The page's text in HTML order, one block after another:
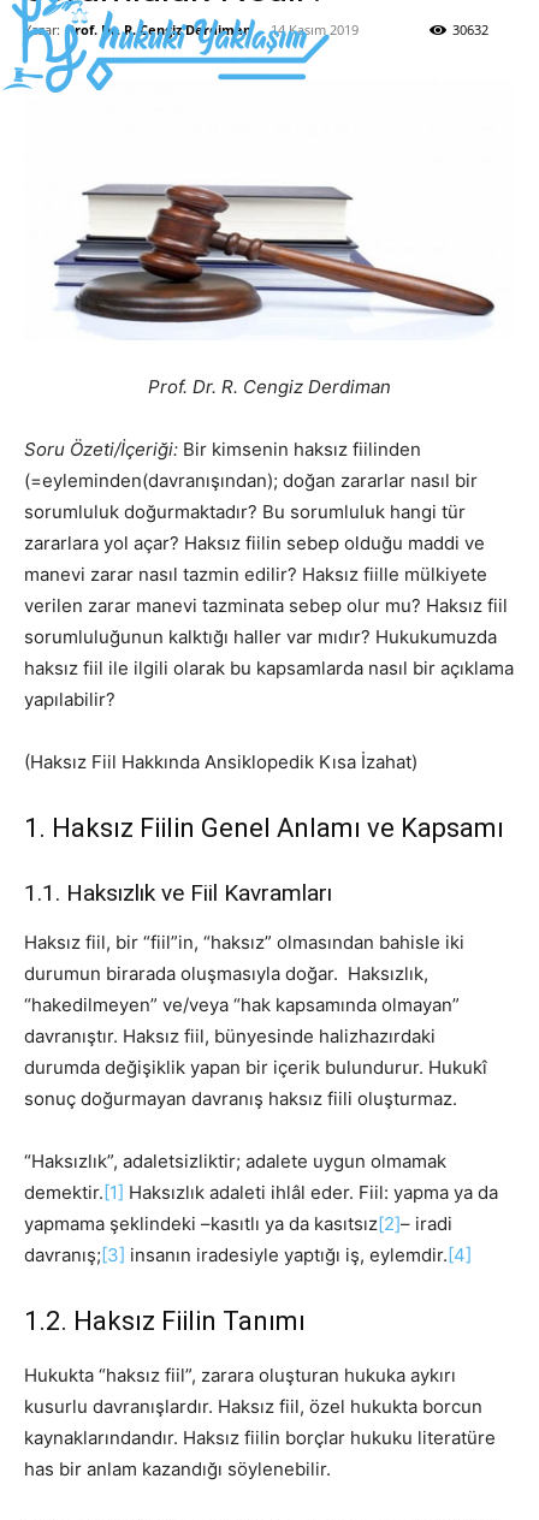
Yazar: Prof. Dr. R. Cengiz Derdiman - 14 Kasım 2019 30632
Prof. Dr. R. Cengiz Derdiman
Soru Özeti/İçeriği: Bir kimsenin haksız fiilinden
(=eyleminden(davranışından); doğan zararlar nasıl bir
sorumluluk doğurmaktadır? Bu sorumluluk hangi tür
zararlara yol açar? Haksız fiilin sebep olduğu maddi ve
manevi zarar nasıl tazmin edilir? Haksız fiille mülkiyete
verilen zarar manevi tazminata sebep olur mu? Haksız fiil
sorumluluğunun kalktığı haller var mıdır? Hukukumuzda
haksız fiil ile ilgili olarak bu kapsamlarda nasıl bir açıklama
yapılabilir?
(Haksız Fiil Hakkında Ansiklopedik Kısa İzahat)
1. Haksız Fiilin Genel Anlamı ve Kapsamı
1.1. Haksızlık ve Fiil Kavramları
Haksız fiil, bir “fiil”in, “haksız” olmasından bahisle iki
durumun birarada oluşmasıyla doğar. Haksızlık,
“hakedilmeyen” ve/veya “hak kapsamında olmayan”
davranıştır. Haksız fiil, bünyesinde halizhazırdaki
durumda değişiklik yapan bir içerik bulundurur. Hukukî
sonuç doğurmayan davranış haksız fiili oluşturmaz.
“Haksızlık”, adaletsizliktir; adalete uygun olmamak
demektir. [1] Haksızlık adaleti ihlâl eder. Fiil: yapma ya da
yapmama şeklindeki –kasıtlı ya da kasıtsız[2]– iradi
davranış; [3] insanın iradesiyle yaptığı iş, eylemdir. [4]
1.2. Haksız Fiilin Tanımı
Hukukta “haksız fiil”, zarara oluşturan hukuka aykırı
kusurlu davranışlardır. Haksız fiil, özel hukukta borcun
kaynaklarındandır. Haksız fiilin borçlar hukuku literatüre
has bir anlam kazandığı söylenebilir.